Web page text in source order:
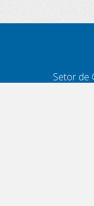
Setor de